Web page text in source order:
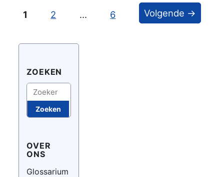
1 2 … 6 Volgende →
ZOEKEN
Zoeken
Zoeken
OVER
ONS
Glossarium